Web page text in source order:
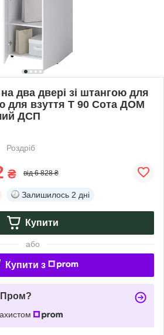
два двері зі штангою для
для взуття Т 90 Сота ДОМ
ДСП
Роздріб
₴ від 6 828 ₴
Залишилось 2 дні
Купити
або
Купити з
Пром?